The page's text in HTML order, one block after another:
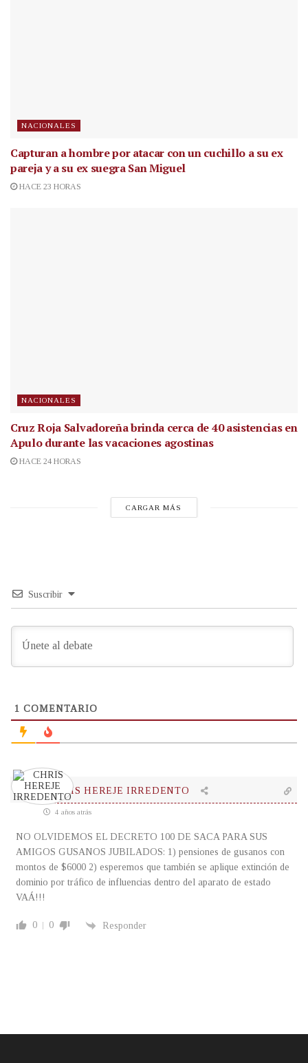
NACIONALES
Capturan a hombre por atacar con un cuchillo a su ex
pareja y a su ex suegra San Miguel
HACE 23 HORAS
NACIONALES
Cruz Roja Salvadoreña brinda cerca de 40 asistencias en
Apulo durante las vacaciones agostinas
HACE 24 HORAS
CARGAR MÁS
Suscribir
1 COMENTARIO
CHRIS HEREJE IRREDENTO
4 años atrás
NO OLVIDEMOS EL DECRETO 100 DE SACA PARA SUS
AMIGOS GUSANOS JUBILADOS: 1) pensiones de gusanos con
montos de $6000 2) esperemos que también se aplique extinción de
dominio por tráfico de influencias dentro del aparato de estado
VAÁ!!!
0 0 Responder